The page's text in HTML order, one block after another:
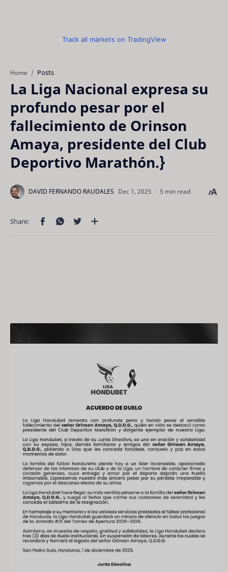
Track all markets on TradingView
Home Posts
La Liga Nacional expresa su
profundo pesar por el
fallecimiento de Orinson
Amaya, presidente del Club
Deportivo Marathón.}
5 min read